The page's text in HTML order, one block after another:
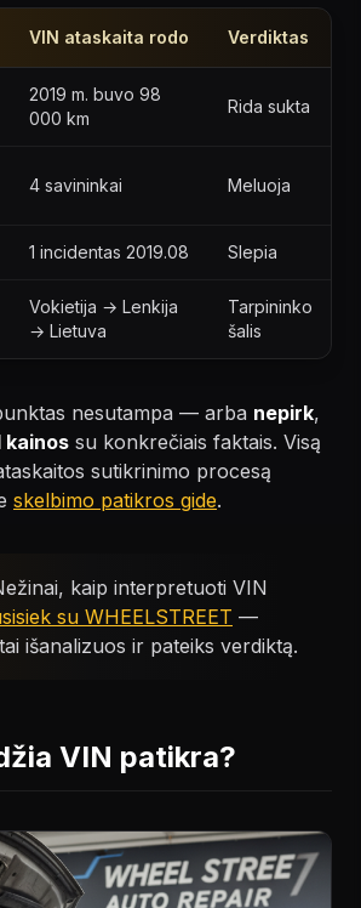
VIN ataskaita rodo Verdiktas
2019 m. buvo 98
000 km
Rida sukta
4 savininkai Meluoja
1 incidentas 2019.08 Slepia
Vokietija → Lenkija
→ Lietuva
Tarpininko
šalis
nesutampa — arba nepirk,
kainos su konkrečiais faktais. Visą
sutikrinimo procesą
skelbimo patikros gide.
kaip interpretuoti VIN
su WHEELSTREET —
išanalizuos ir pateiks verdiktą.
VIN patikra?